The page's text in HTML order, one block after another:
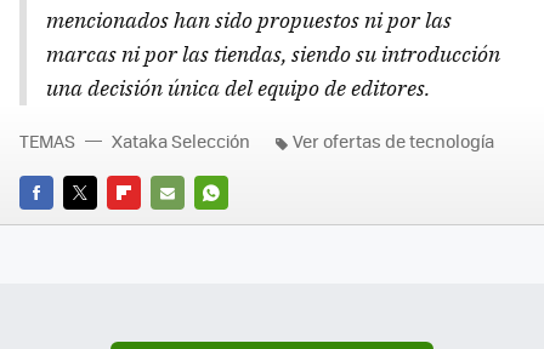
mencionados han sido propuestos ni por las
marcas ni por las tiendas, siendo su introducción
una decisión única del equipo de editores.
FACEBOOK
TWITTERFLIPBOARD
E-
WHATSAPP
TEMAS Xataka Selección Ver ofertas de tecnología